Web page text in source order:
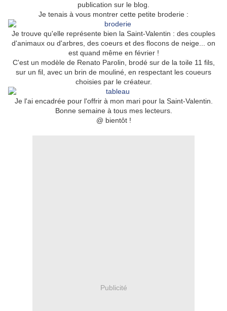
publication sur le blog.
Je tenais à vous montrer cette petite broderie :
Je trouve qu'elle représente bien la Saint-Valentin : des couples
d'animaux ou d'arbres, des coeurs et des flocons de neige... on
est quand même en février !
C'est un modèle de Renato Parolin, brodé sur de la toile 11 fils,
sur un fil, avec un brin de mouliné, en respectant les coueurs
choisies par le créateur.
Je l'ai encadrée pour l'offrir à mon mari pour la Saint-Valentin.
Bonne semaine à tous mes lecteurs.
@ bientôt !
Publicité